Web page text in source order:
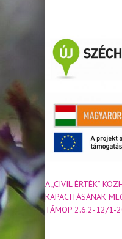
A „CIVIL ÉRTÉK”
KAPACITÁSÁNAK
TÁMOP 2.6.2-12/1-